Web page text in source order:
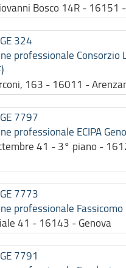
Bosco 14R - 16151
324
professionale Consorzio
163 - 16011 -
7797
professionale ECIPA
41 - 3° piano -
7773
professionale Fassicomo
41 - 16143 - Genova
7791